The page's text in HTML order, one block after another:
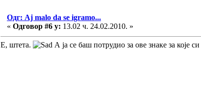
Одг: Aj malo da se igramo...
« Одговор #6 у: 13.02 ч. 24.02.2010. »
Е, штета. А ја се баш потрудио за ове знаке за које